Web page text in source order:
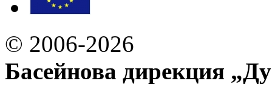
© 2006-2026
Басейнова дирекция